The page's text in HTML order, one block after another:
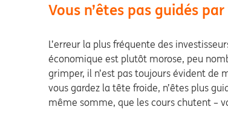
Vous n’êtes pas guidés
L’erreur la plus fréquente des
économique est plutôt morose, peu
grimper, il n’est pas toujours évident de
vous gardez la tête froide, n’êtes plus
même somme, que les cours chutent –